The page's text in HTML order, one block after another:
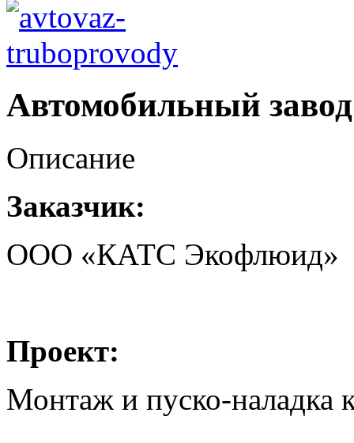
Автомобильный
Описание
Заказчик:
ООО «КАТС Экофлюид»
Проект:
Монтаж и пуско-наладка